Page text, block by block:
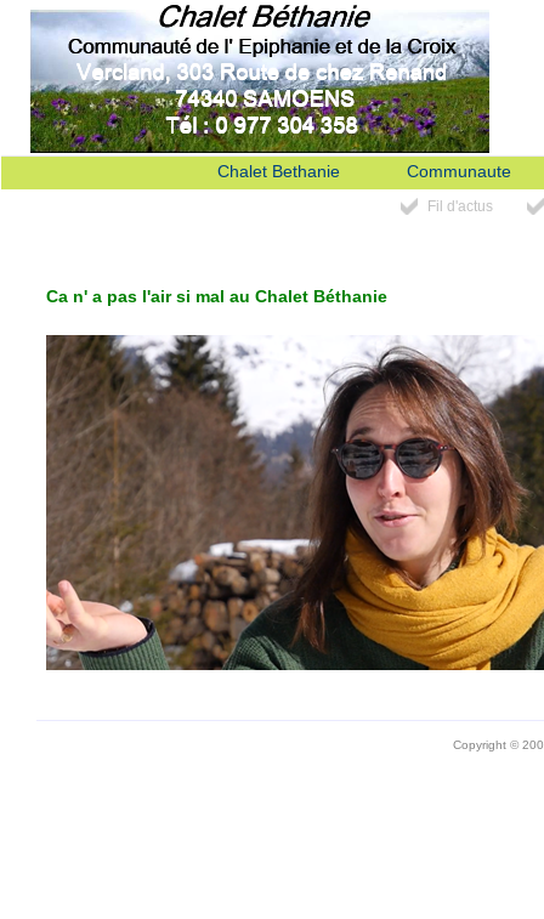
Chalet Bethanie Communaute
Fil d'actus
Ca n' a pas l'air si mal au Chalet Béthanie
Copyright ©